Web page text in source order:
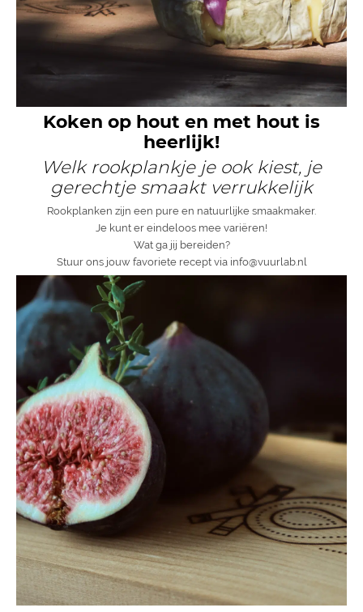
Koken op hout en met hout is
heerlijk!
Welk rookplankje je ook kiest, je
gerechtje smaakt verrukkelijk
Rookplanken zijn een pure en natuurlijke smaakmaker.
Je kunt er eindeloos mee variëren!
Wat ga jij bereiden?
Stuur ons jouw favoriete recept via info@vuurlab.nl